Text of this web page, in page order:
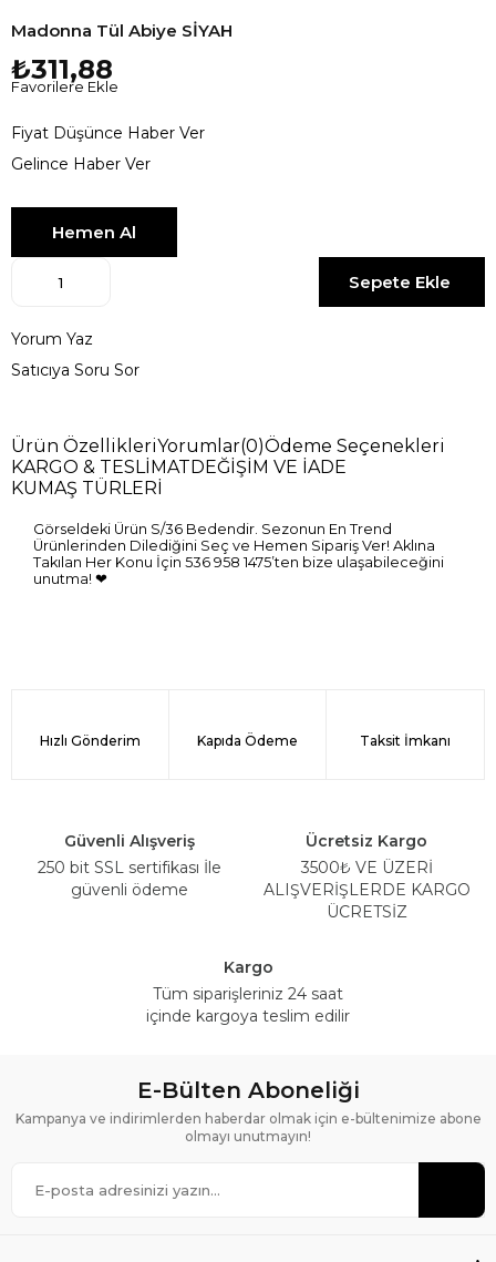
Madonna Tül Abiye SİYAH
₺311,88
Favorilere Ekle
Fiyat Düşünce Haber Ver
Gelince Haber Ver
Yorum Yaz
Satıcıya Soru Sor
Ürün ÖzellikleriYorumlar(0)Ödeme Seçenekleri
KARGO & TESLİMAT DEĞİŞİM VE İADE
KUMAŞ TÜRLERİ
Görseldeki Ürün S/36 Bedendir. Sezonun En Trend
Ürünlerinden Dilediğini Seç ve Hemen Sipariş Ver! Aklına
Takılan Her Konu İçin 536 958 1475’ten bize ulaşabileceğini
unutma! ❤
Hızlı Gönderim Kapıda Ödeme Taksit İmkanı
Güvenli Alışveriş
250 bit SSL sertifikası İle
güvenli ödeme
Ücretsiz Kargo
3500₺ VE ÜZERİ
ALIŞVERİŞLERDE KARGO
ÜCRETSİZ
Kargo
Tüm siparişleriniz 24 saat
içinde kargoya teslim edilir
E-Bülten Aboneliği
Kampanya ve indirimlerden haberdar olmak için e-bültenimize abone
olmayı unutmayın!